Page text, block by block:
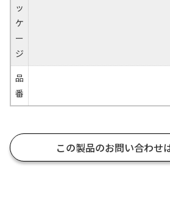
ッ
ケ
ー
ジ
品
番
この製品のお問い合わせ